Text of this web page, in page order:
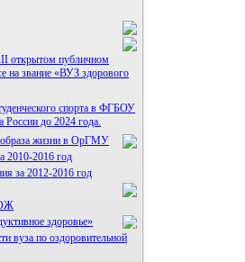
направления,
и опубликования
науки
журнала
открытом публичном
на звание «ВУЗ здорового
спорта в ФГБОУ
до 2024 года.
образа жизни в ОрГМУ
2010-2016 год
за 2012-2016 год
здоровье»
вуза по оздоровительной